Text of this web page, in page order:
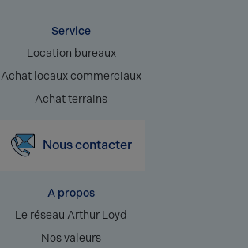
Service
Location bureaux
Achat locaux commerciaux
Achat terrains
Nous contacter
A propos
Le réseau Arthur Loyd
Nos valeurs